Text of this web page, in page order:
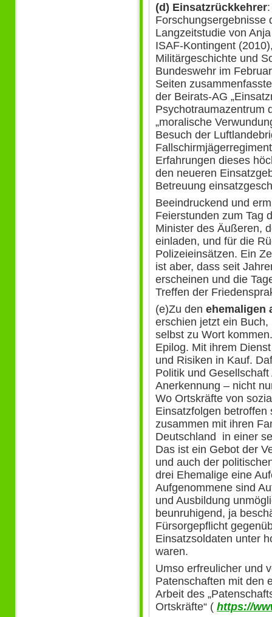
(d) Einsatzrückkehrer
Forschungsergebnisse
Langzeitstudie von
ISAF-Kontingent
Militärgeschichte und
Bundeswehr im
Seiten
der Beirats-AG
Psychotraumazentrum
„moralische
Besuch der
Erfahrungen dieses
den neueren
Betreuung
Beeindruckend und
Feierstunden zum Tag
Minister des Äußeren,
einladen, und für die
Polizeieinsätzen. Ein
ist aber, dass seit
erscheinen und die
Treffen der
(e)Zu den ehemaligen
erschien jetzt ein
selbst zu Wort
Epilog. Mit ihrem
und Risiken in Kauf.
Politik und
Anerkennung – nicht
Wo Ortskräfte von
Einsatzfolgen
zusammen mit ihren
Deutschland in einer
Das ist ein Gebot der
und auch der
drei Ehemalige eine
Aufgenommene sind
und Ausbildung
beunruhigend, ja
Fürsorgepflicht
Einsatzsoldaten unter
waren.
Umso erfreulicher und
Patenschaften mit den
Arbeit des
Ortskräfte“ ( https://